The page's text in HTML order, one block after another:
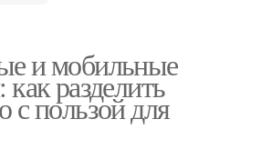
и мобильные
разделить
с пользой для